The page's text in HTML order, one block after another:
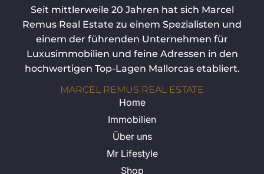
Seit mittlerweile 20 Jahren hat sich Marcel
Remus Real Estate zu einem Spezialisten und
einem der führenden Unternehmen für
Luxusimmobilien und feine Adressen in den
hochwertigen Top-Lagen Mallorcas etabliert.
MARCEL REMUS REAL ESTATE
Home
Immobilien
Über uns
Mr Lifestyle
Shop